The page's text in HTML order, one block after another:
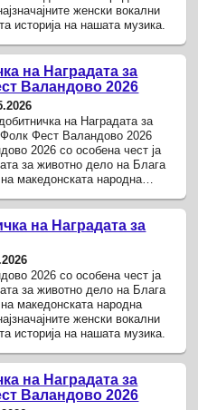
женски вокални
историја на нашата музика.
на Наградата за
Валандово 2026
на Наградата за
Фест Валандово 2026
2026 со особена чест ја
за животно дело на Блага
македонската народна
на Наградата за
2026 со особена чест ја
за животно дело на Блага
македонската народна
женски вокални
историја на нашата музика.
на Наградата за
Валандово 2026